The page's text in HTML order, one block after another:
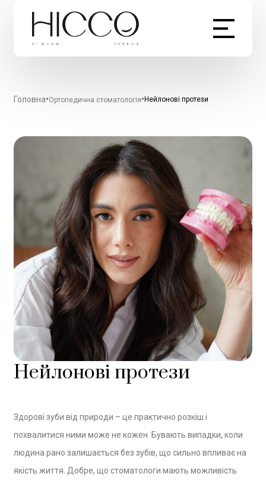
Головна•Ортопедична стоматологія•Нейлонові протези
Нейлонові протези
Здорові зуби від природи – це практично розкіш і
похвалитися ними може не кожен. Бувають випадки, коли
людина рано залишається без зубів, що сильно впливає на
якість життя. Добре, що стоматологи мають можливість